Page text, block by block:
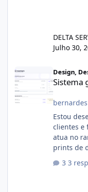
DELTA
Julho 30,
Design,
Sistema
Estou
clientes e
atua no
prints de
com
3